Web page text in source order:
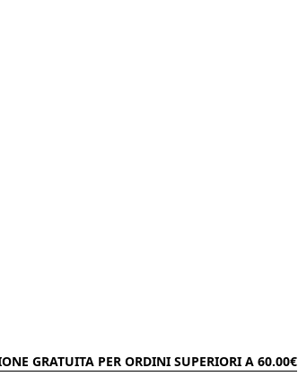
GRATUITA PER ORDINI SUPERIORI A 60.00€